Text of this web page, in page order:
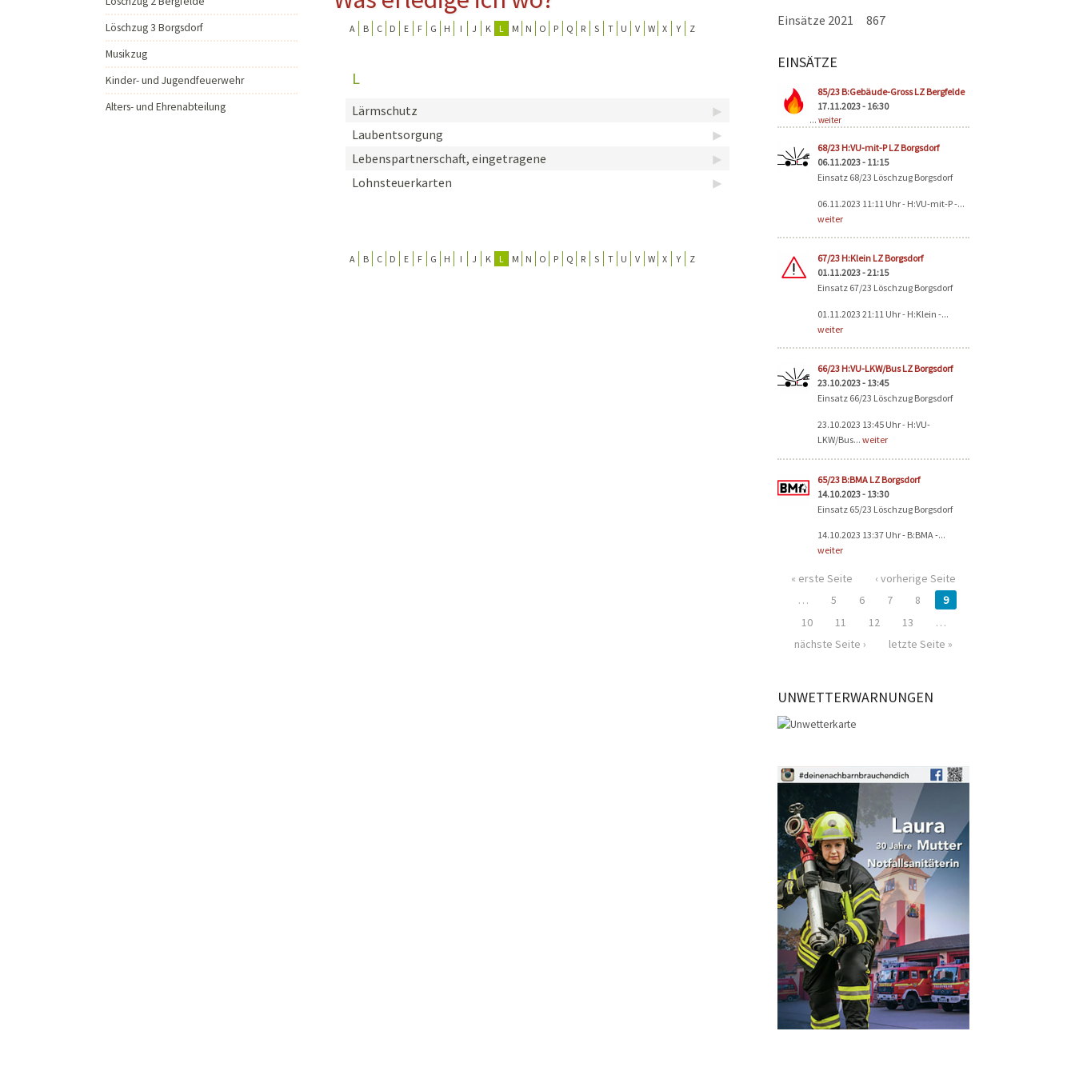
Musikzug
Kinder- und Jugendfeuerwehr
Alters- und Ehrenabteilung
Löschzug 3 Borgsdorf
Musikzug
Kinder- und Jugendfeuerwehr
Alters- und Ehrenabteilung
A B C D E F G H I J K L M N O P Q R S T U V W X Y Z
L
Lärmschutz
Laubentsorgung
Lebenspartnerschaft, eingetragene
Lohnsteuerkarten
A B C D E F G H I J K L M N O P Q R S T U V W X Y Z
Einsätze 2021 867
EINSÄTZE
85/23 B:Gebäude-Gross LZ Bergfelde
17.11.2023 - 16:30
... weiter
68/23 H:VU-mit-P LZ Borgsdorf
06.11.2023 - 11:15
Einsatz 68/23 Löschzug Borgsdorf
06.11.2023 11:11 Uhr - H:VU-mit-P -...
weiter
67/23 H:Klein LZ Borgsdorf
01.11.2023 - 21:15
Einsatz 67/23 Löschzug Borgsdorf
01.11.2023 21:11 Uhr - H:Klein -...
weiter
66/23 H:VU-LKW/Bus LZ Borgsdorf
23.10.2023 - 13:45
Einsatz 66/23 Löschzug Borgsdorf
23.10.2023 13:45 Uhr - H:VU-
LKW/Bus... weiter
65/23 B:BMA LZ Borgsdorf
14.10.2023 - 13:30
Einsatz 65/23 Löschzug Borgsdorf
14.10.2023 13:37 Uhr - B:BMA -...
weiter
Seiten
« erste Seite
‹ vorherige Seite
…
5 6 7 8
9
10
11 12 13
…
nächste Seite ›
letzte Seite »
UNWETTERWARNUNGEN